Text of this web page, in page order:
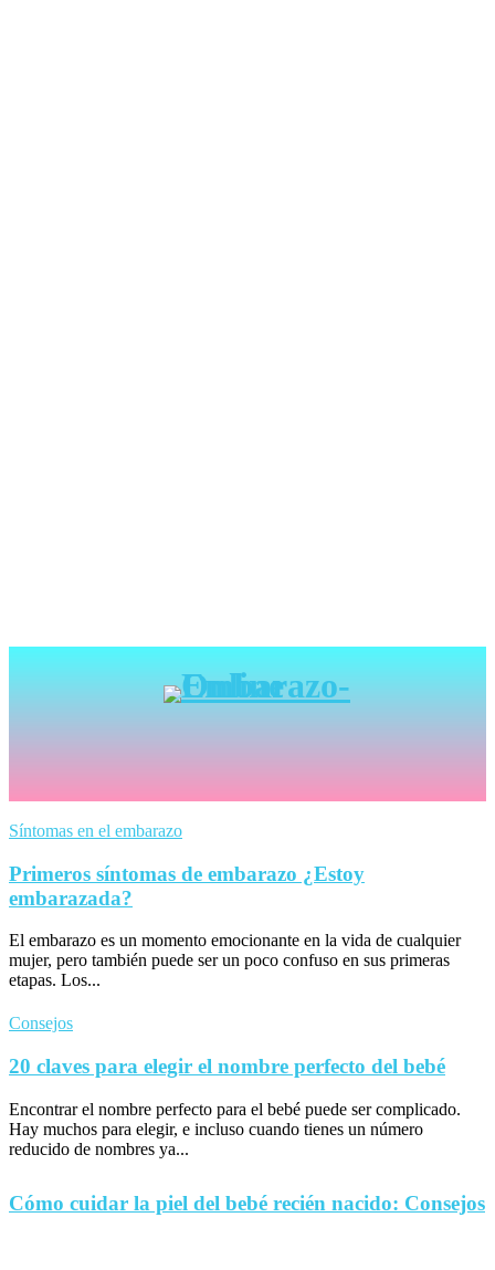
Síntomas en el embarazo
Primeros síntomas de embarazo ¿Estoy
embarazada?
El embarazo es un momento emocionante en la vida de cualquier
mujer, pero también puede ser un poco confuso en sus primeras
etapas. Los...
Consejos
20 claves para elegir el nombre perfecto del bebé
Encontrar el nombre perfecto para el bebé puede ser complicado.
Hay muchos para elegir, e incluso cuando tienes un número
reducido de nombres ya...
Cómo cuidar la piel del bebé recién nacido: Consejos